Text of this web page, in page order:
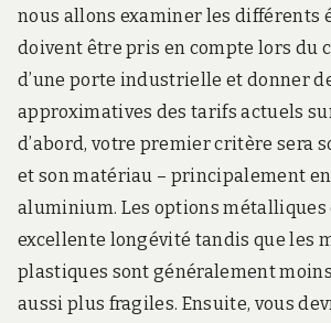
nous allons examiner les différents
doivent être pris en compte lors du
d’une porte industrielle et donner
approximatives des tarifs actuels
d’abord, votre premier critère sera
et son matériau – principalement
aluminium. Les options métalliques
excellente longévité tandis que les
plastiques sont généralement
aussi plus fragiles. Ensuite, vous